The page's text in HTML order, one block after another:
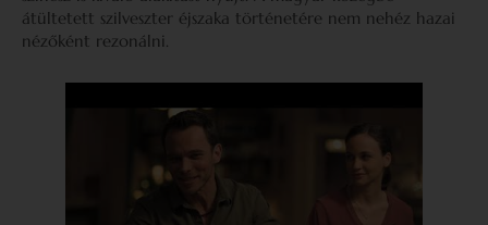
átültetett szilveszter éjszaka történetére nem nehéz hazai
nézőként rezonálni.